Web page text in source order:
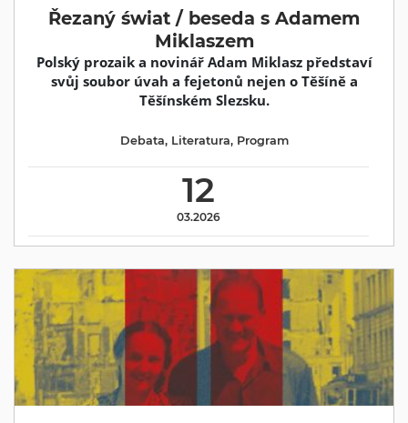
Řezaný świat / beseda s Adamem
Miklaszem
Polský prozaik a novinář Adam Miklasz představí
svůj soubor úvah a fejetonů nejen o Těšíně a
Těšínském Slezsku.
12
03.2026
Debata, Literatura, Program